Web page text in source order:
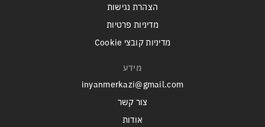
הצהרת נגישות
מדיניות פרטיות
מדיניות קובצי Cookie
מידע
inyanmerkazi@gmail.com
צור קשר
אודות